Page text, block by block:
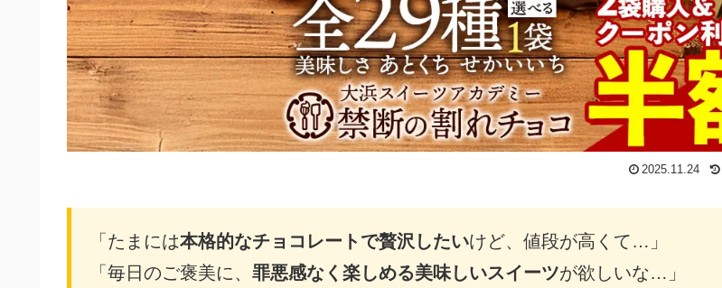
2025.11.24
「たまには本格的なチョコレートで贅沢したいけど、値段が高くて…」
「毎日のご褒美に、 罪悪感なく楽しめる美味しいスイーツが欲しいな…」